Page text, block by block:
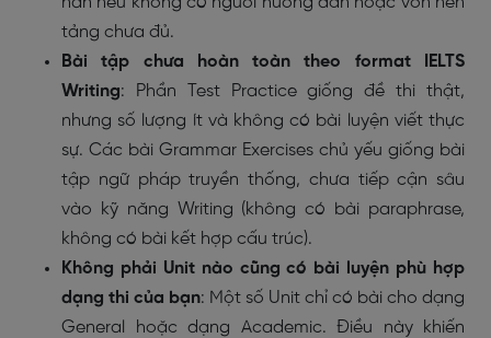
tảng chưa đủ.
Bài tập chưa hoàn toàn theo format IELTS
Writing: Phần Test Practice giống đề thi thật,
nhưng số lượng ít và không có bài luyện viết thực
sự. Các bài Grammar Exercises chủ yếu giống bài
tập ngữ pháp truyền thống, chưa tiếp cận sâu
vào kỹ năng Writing (không có bài paraphrase,
không có bài kết hợp cấu trúc).
Không phải Unit nào cũng có bài luyện phù hợp
dạng thi của bạn: Một số Unit chỉ có bài cho dạng
General hoặc dạng Academic. Điều này khiến